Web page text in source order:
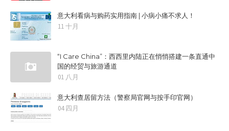
意大利看病与购药实用指南 | 小病小痛不求人！
11 十月
“I Care China”：西西里内陆正在悄悄搭建一条直通中
国的经贸与旅游通道
01 八月
意大利查居留方法（警察局官网与按手印官网）
04 四月